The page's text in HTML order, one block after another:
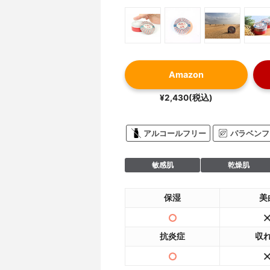
Amazon
¥2,430(税込)
アルコールフリー パラベン
敏感肌 乾燥肌
保湿 美
抗炎症 収